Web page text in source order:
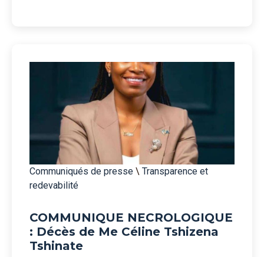
Communiqués de presse \ Transparence et
redevabilité
COMMUNIQUE NECROLOGIQUE
: Décès de Me Céline Tshizena
Tshinate